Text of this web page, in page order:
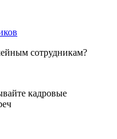
сотрудникам?
кадровые